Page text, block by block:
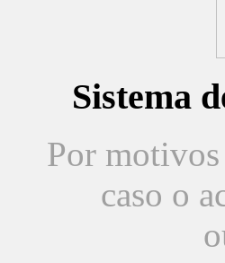
Sistema
Por motivos
caso o